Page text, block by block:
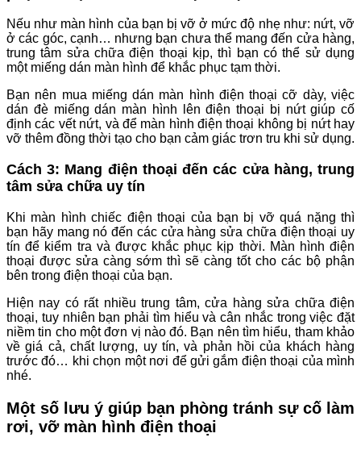
Nếu như màn hình của bạn bị vỡ ở mức độ nhẹ như: nứt, vỡ
ở các góc, cạnh… nhưng bạn chưa thể mang đến cửa hàng,
trung tâm sửa chữa điện thoại kịp, thì bạn có thể sử dụng
một miếng dán màn hình để khắc phục tạm thời.
Bạn nên mua miếng dán màn hình điện thoại cỡ dày, việc
dán đè miếng dán màn hình lên điện thoại bị nứt giúp cố
định các vết nứt, và để màn hình điện thoại không bị nứt hay
vỡ thêm đồng thời tạo cho bạn cảm giác trơn tru khi sử dụng.
Cách 3: Mang điện thoại đến các cửa hàng, trung
tâm sửa chữa uy tín
Khi màn hình chiếc điện thoại của bạn bị vỡ quá nặng thì
bạn hãy mang nó đến các cửa hàng sửa chữa điện thoại uy
tín để kiểm tra và được khắc phục kịp thời. Màn hình điện
thoại được sửa càng sớm thì sẽ càng tốt cho các bộ phận
bên trong điện thoại của bạn.
Hiện nay có rất nhiều trung tâm, cửa hàng sửa chữa điện
thoại, tuy nhiên bạn phải tìm hiểu và cân nhắc trong việc đặt
niềm tin cho một đơn vị nào đó. Bạn nên tìm hiểu, tham khảo
về giá cả, chất lượng, uy tín, và phản hồi của khách hàng
trước đó… khi chọn một nơi để gửi gắm điện thoại của mình
nhé.
Một số lưu ý giúp bạn phòng tránh sự cố làm
rơi, vỡ màn hình điện thoại